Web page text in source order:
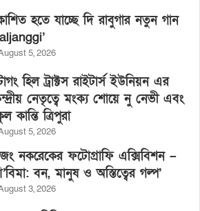
হতে যাচ্ছে দি রাবুগার নতুন গান
5, 2026
হিল ট্রাক্টস রাইটার্স ইউনিয়ন এর
নেতৃত্বে মংক্য শোয়ে নু নেভী এবং
কান্তি ত্রিপুরা
5, 2026
নকরেকের ফটোগ্রাফি এক্সিবিশন –
বন, মানুষ ও অস্তিত্বের গল্প’
3, 2026